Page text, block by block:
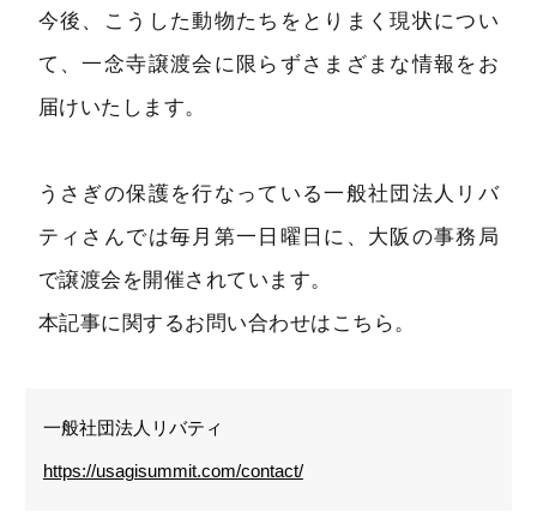
今後、こうした動物たちをとりまく現状につい
て、一念寺譲渡会に限らずさまざまな情報をお
届けいたします。
うさぎの保護を行なっている一般社団法人リバ
ティさんでは毎月第一日曜日に、大阪の事務局
で譲渡会を開催されています。
本記事に関するお問い合わせはこちら。
一般社団法人リバティ
https://usagisummit.com/contact/